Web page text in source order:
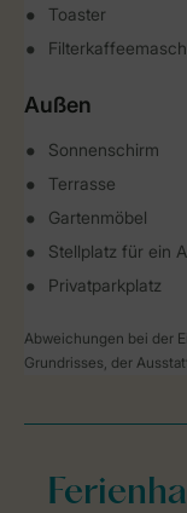
Toaster
Außen
Sonnenschirm
Terrasse
Gartenmöbel
Stellplatz für ein
Privatparkplatz
Abweichungen bei der
Grundrisses, der